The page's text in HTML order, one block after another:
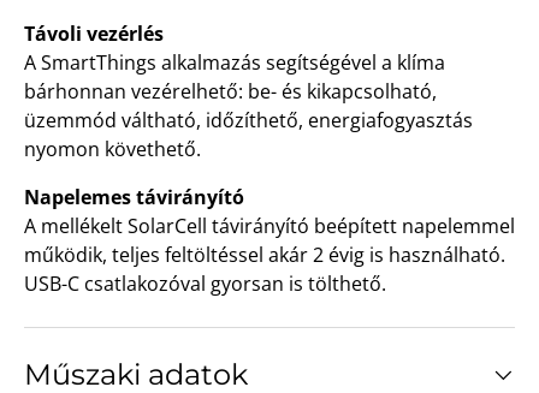
Távoli vezérlés
A SmartThings alkalmazás segítségével a klíma
bárhonnan vezérelhető: be- és kikapcsolható,
üzemmód váltható, időzíthető, energiafogyasztás
nyomon követhető.
Napelemes távirányító
A mellékelt SolarCell távirányító beépített napelemmel
működik, teljes feltöltéssel akár 2 évig is használható.
USB-C csatlakozóval gyorsan is tölthető.
Műszaki adatok